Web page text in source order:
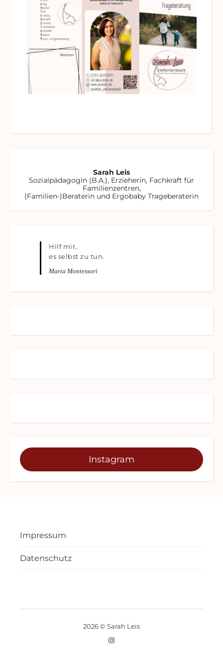
Sarah Leis
Sozialpädagogin (B.A.), Erzieherin, Fachkraft für
Familienzentren,
(Familien-)Beraterin und Ergobaby Trageberaterin
Hilf mir,
es selbst zu tun.
Maria Montessori
Instagram
Impressum
Datenschutz
2026 © Sarah Leis